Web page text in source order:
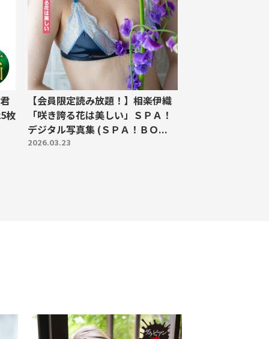
枚
【会員限定読み放題！】相楽伊織
「咲き誇る花は美しい」ＳＰＡ！
デジタル写真集 (ＳＰＡ！ＢＯ...
2026.03.23